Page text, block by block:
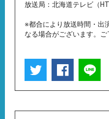
放送局：北海道テレビ（
※都合により放送時間・出
なる場合がございます。ご